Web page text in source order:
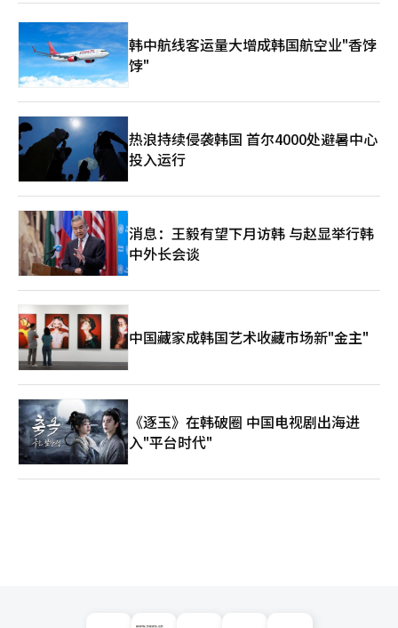
韩中航线客运量大增成韩国航空业"香饽
饽"
热浪持续侵袭韩国 首尔4000处避暑中心
投入运行
消息：王毅有望下月访韩 与赵显举行韩
中外长会谈
中国藏家成韩国艺术收藏市场新"金主"
《逐玉》在韩破圈 中国电视剧出海进
入"平台时代"